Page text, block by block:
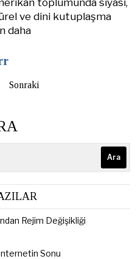
toplumunda siyasi,
ve dini kutuplaşma
daha
Sonraki
Ara
Rejim Değişikliği
Sonu